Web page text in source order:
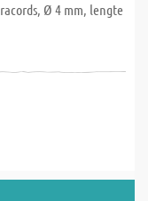
Ø 4 mm, lengte